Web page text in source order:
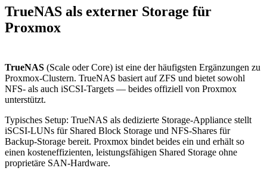
TrueNAS als externer Storage für
Proxmox
TrueNAS (Scale oder Core) ist eine der häufigsten Ergänzungen zu
Proxmox-Clustern. TrueNAS basiert auf ZFS und bietet sowohl
NFS- als auch iSCSI-Targets — beides offiziell von Proxmox
unterstützt.
Typisches Setup: TrueNAS als dedizierte Storage-Appliance stellt
iSCSI-LUNs für Shared Block Storage und NFS-Shares für
Backup-Storage bereit. Proxmox bindet beides ein und erhält so
einen kosteneffizienten, leistungsfähigen Shared Storage ohne
proprietäre SAN-Hardware.